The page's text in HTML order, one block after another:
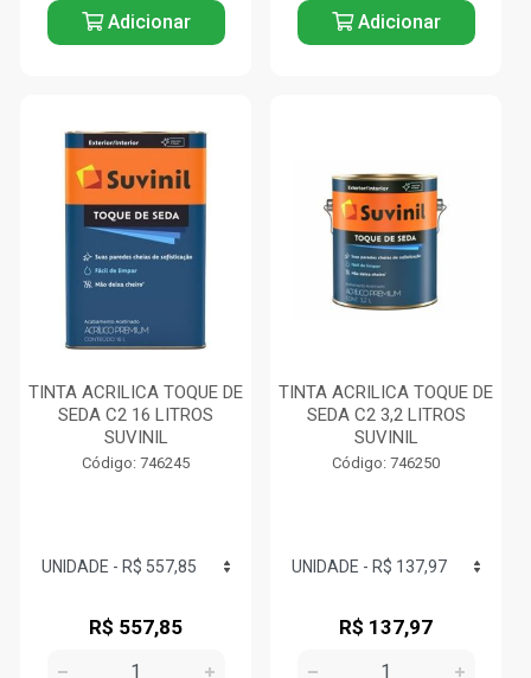
Adicionar Adicionar
TINTA ACRILICA TOQUE DE
SEDA C2 16 LITROS
SUVINIL
Código: 746245
R$ 557,85
TINTA ACRILICA TOQUE DE
SEDA C2 3,2 LITROS
SUVINIL
Código: 746250
R$ 137,97